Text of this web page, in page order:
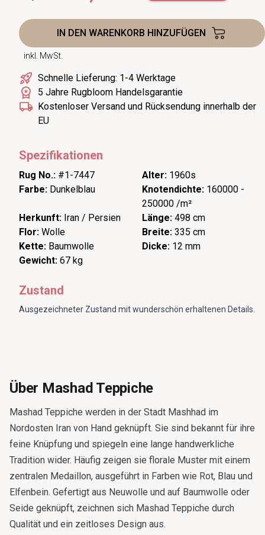
IN DEN WARENKORB HINZUFÜGEN
inkl. MwSt.
Schnelle Lieferung: 1-4 Werktage
5 Jahre Rugbloom Handelsgarantie
Kostenloser Versand und Rücksendung innerhalb der
EU
Spezifikationen
Rug No.: #1-7447 Alter: 1960s
Farbe: Dunkelblau Knotendichte: 160000 -
250000 /m²
Herkunft: Iran / Persien Länge: 498 cm
Flor: Wolle Breite: 335 cm
Kette: Baumwolle Dicke: 12 mm
Gewicht: 67 kg
Zustand
Ausgezeichneter Zustand mit wunderschön erhaltenen Details.
Über Mashad Teppiche
Mashad Teppiche werden in der Stadt Mashhad im
Nordosten Iran von Hand geknüpft. Sie sind bekannt für ihre
feine Knüpfung und spiegeln eine lange handwerkliche
Tradition wider. Häufig zeigen sie florale Muster mit einem
zentralen Medaillon, ausgeführt in Farben wie Rot, Blau und
Elfenbein. Gefertigt aus Neuwolle und auf Baumwolle oder
Seide geknüpft, zeichnen sich Mashad Teppiche durch
Qualität und ein zeitloses Design aus.